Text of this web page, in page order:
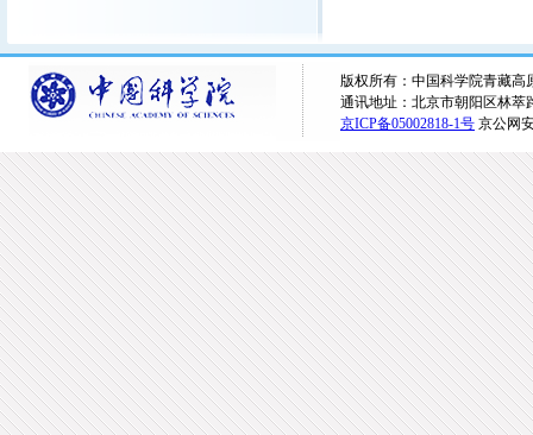
版权所有：中国科学院青藏高
通讯地址：北京市朝阳区林萃
京ICP备05002818-1号 京公网